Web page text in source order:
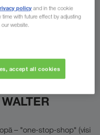
– "one-stop-shop" (visi
policy and in the cookie
with future effect by adjusting
website.
accept all cookies